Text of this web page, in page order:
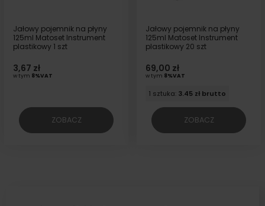
Jałowy pojemnik na płyny
125ml Matoset Instrument
plastikowy 1 szt
3,67 zł
w tym 8%VAT
ZOBACZ
Jałowy pojemnik na płyny
125ml Matoset Instrument
plastikowy 20 szt
69,00 zł
w tym 8%VAT
1 sztuka: 3.45 zł brutto
ZOBACZ